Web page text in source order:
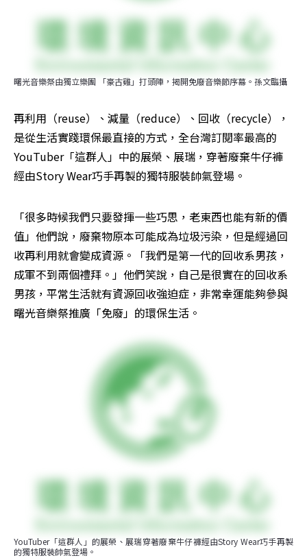
曙光音樂祭由獨立樂團 「豪古雞」打頭陣，揭開免廢音樂節序幕。孫文臨攝
再利用（reuse）、減量（reduce）、回收（recycle），
是從生活實踐環保最直接的方式，全台灣訂閱率最高的
YouTuber「這群人」中的展榮、展瑞，穿著廢棄牛仔褲
經由Story Wear巧手再製的獨特服裝帥氣登場。
「很多時候我們只要發揮一些巧思，老東西也能有新的價
值」他們說，廢棄物原本可能成為垃圾污染，但是經過回
收再利用就會變成資源。「我們是第一代的回收系男孩，
成軍不到兩個禮拜。」他們笑說，自己是很實在的回收系
男孩，平常生活就有資源回收強迫症，非常幸運能夠參與
曙光音樂祭推廣「免廢」的環保生活。
YouTuber「這群人」的展榮、展瑞穿著廢棄牛仔褲經由Story Wear巧手再製
的獨特服裝帥氣登場。